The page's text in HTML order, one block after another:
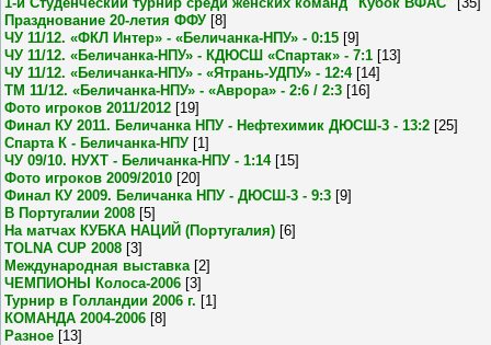
Празднование 20-летия ФФУ [8]
ЧУ 11/12. «ФКЛ Интер» - «Беличанка-НПУ» - 0:15 [9]
ЧУ 11/12. «Беличанка-НПУ» - КДЮСШ «Спартак» - 7:1 [13]
ЧУ 11/12. «Беличанка-НПУ» - «Ятрань-УДПУ» - 12:4 [14]
ТМ 11/12. «Беличанка-НПУ» - «Аврора» - 2:6 / 2:3 [16]
Фото игроков 2011/2012 [19]
Финал КУ 2011. Беличанка НПУ - Нефтехимик ДЮСШ-3 - 13:2 [25]
Спарта К - Беличанка-НПУ [1]
ЧУ 09/10. НУХТ - Беличанка-НПУ - 1:14 [15]
Фото игроков 2009/2010 [20]
Финал КУ 2009. Беличанка НПУ - ДЮСШ-3 - 9:3 [9]
В Португалии 2008 [5]
На матчах КУБКА НАЦИЙ (Португалия) [6]
TOLNA CUP 2008 [3]
Международная выставка [2]
ЧЕМПИОНЫ Колоса-2006 [3]
Турнир в Голландии 2006 г. [1]
КОМАНДА 2004-2006 [8]
Разное [13]